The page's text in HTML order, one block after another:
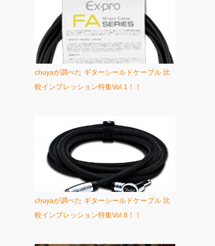
chuyaが調べた ギターシールドケーブル 比
較インプレッション特集Vol.1！！
chuyaが調べた ギターシールドケーブル 比
較インプレッション特集Vol.8！！